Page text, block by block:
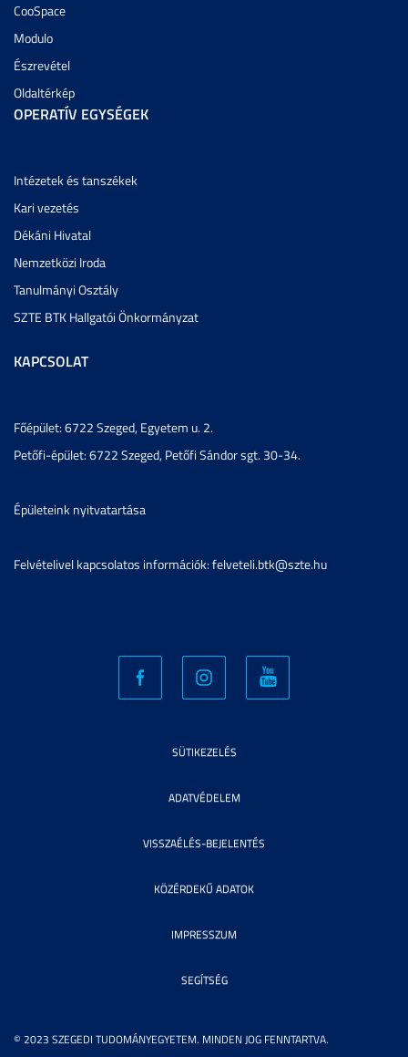
CooSpace
Modulo
Észrevétel
Oldaltérkép
OPERATÍV EGYSÉGEK
Intézetek és tanszékek
Kari vezetés
Dékáni Hivatal
Nemzetközi Iroda
Tanulmányi Osztály
SZTE BTK Hallgatói Önkormányzat
KAPCSOLAT
Főépület: 6722 Szeged, Egyetem u. 2.
Petőfi-épület: 6722 Szeged, Petőfi Sándor sgt. 30-34.
Épületeink nyitvatartása
Felvételivel kapcsolatos információk: felveteli.btk@szte.hu
© 2023 SZEGEDI TUDOMÁNYEGYETEM. MINDEN JOG FENNTARTVA.
SÜTIKEZELÉS
ADATVÉDELEM
VISSZAÉLÉS-BEJELENTÉS
KÖZÉRDEKŰ ADATOK
IMPRESSZUM
SEGÍTSÉG